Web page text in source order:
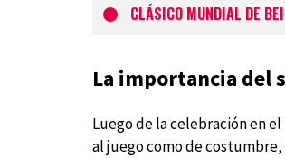
CLÁSICO MUNDIAL DE
La importancia del
Luego de la celebración en
al juego como de